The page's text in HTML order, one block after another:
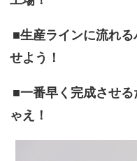
■生産ラインに流れ
せよう！
■一番早く完成させ
ゃえ！